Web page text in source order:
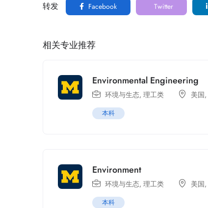
转发 Facebook Twitter
相关专业推荐
Environmental Engineering
环境与生态, 理工类 美国,
本科
Environment
环境与生态, 理工类 美国,
本科